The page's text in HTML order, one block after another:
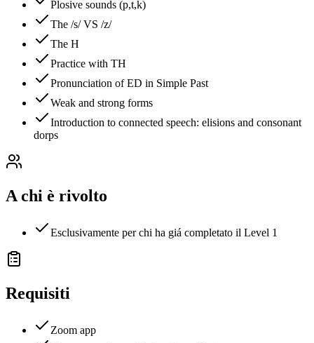
Plosive sounds (p,t,k)
The /s/ VS /z/
The H
Practice with TH
Pronunciation of ED in Simple Past
Weak and strong forms
Introduction to connected speech: elisions and consonant
dorps
A chi è rivolto
Esclusivamente per chi ha giá completato il Level 1
Requisiti
Zoom app